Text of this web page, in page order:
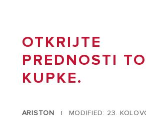
OTKRIJTE
PREDNOSTI
KUPKE.
ARISTON | MODIFIED: 23.